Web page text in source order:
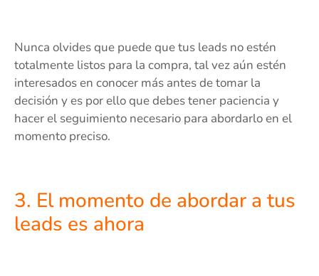
Nunca olvides que puede que tus leads no estén
totalmente listos para la compra, tal vez aún estén
interesados en conocer más antes de tomar la
decisión y es por ello que debes tener paciencia y
hacer el seguimiento necesario para abordarlo en el
momento preciso.
3. El momento de abordar a tus
leads es ahora